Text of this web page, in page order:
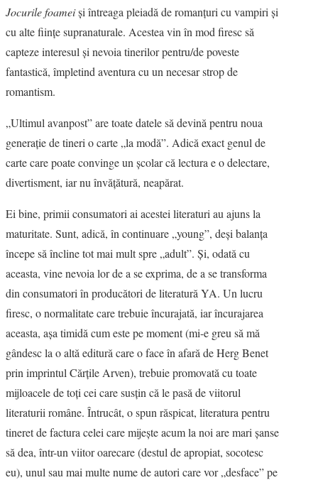
RECENZII DE CARTE
SUSPANS
CRONICI DE FILM
INTERVIU
DOSAR DE IDEI
PROFIL
ESEU
RUBRICI DE AUTOR
NUMĂRUL 48 /
MARTIE 2018
NUMĂRUL 49 /
APRILIE 2018
Jocurile foameişi întreaga pleiadă de romanţuri cu vampiri şi
cu alte fiinţe supranaturale. Acestea vin în mod firesc să
capteze interesul şi nevoia tinerilor pentru/de poveste
fantastică, împletind aventura cu un necesar strop de
romantism.
„Ultimul avanpost” are toate datele să devină pentru noua
generaţie de tineri o carte „la modă”. Adică exact genul de
carte care poate convinge un şcolar că lectura e o delectare,
divertisment, iar nu învăţătură, neapărat.
Ei bine, primii consumatori ai acestei literaturi au ajuns la
maturitate. Sunt, adică, în continuare „young”, deşi balanţa
începe să încline tot mai mult spre „adult”. Şi, odată cu
aceasta, vine nevoia lor de a se exprima, de a se transforma
din consumatori în producători de literatură YA. Un lucru
firesc, o normalitate care trebuie încurajată, iar încurajarea
aceasta, aşa timidă cum este pe moment (mi-e greu să mă
gândesc la o altă editură care o face în afară de Herg Benet
prin imprintul Cărţile Arven), trebuie promovată cu toate
mijloacele de toţi cei care susţin că le pasă de viitorul
literaturii române. Întrucât, o spun răspicat, literatura pentru
tineret de factura celei care mijeşte acum la noi are mari şanse
să dea, într-un viitor oarecare (destul de apropiat, socotesc
eu), unul sau mai multe nume de autori care vor „desface” pe